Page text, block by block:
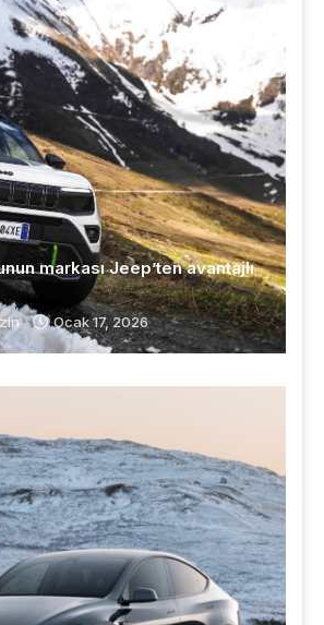
markası Jeep’ten avantajlı
Ocak 17, 2026